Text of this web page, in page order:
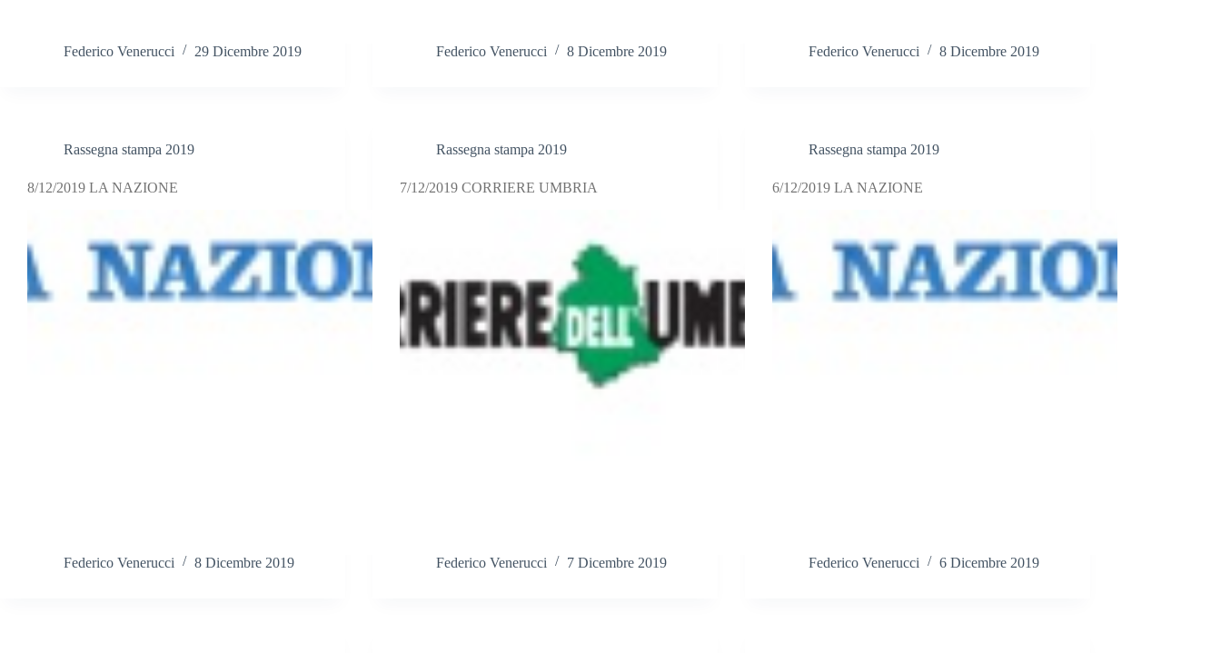
Federico Venerucci 29 Dicembre 2019 Federico Venerucci 8 Dicembre 2019 Federico Venerucci 8 Dicembre 2019
Rassegna stampa 2019
8/12/2019 LA NAZIONE
Federico Venerucci 8 Dicembre 2019
Rassegna stampa 2019
7/12/2019 CORRIERE UMBRIA
Federico Venerucci 7 Dicembre 2019
Rassegna stampa 2019
6/12/2019 LA NAZIONE
Federico Venerucci 6 Dicembre 2019